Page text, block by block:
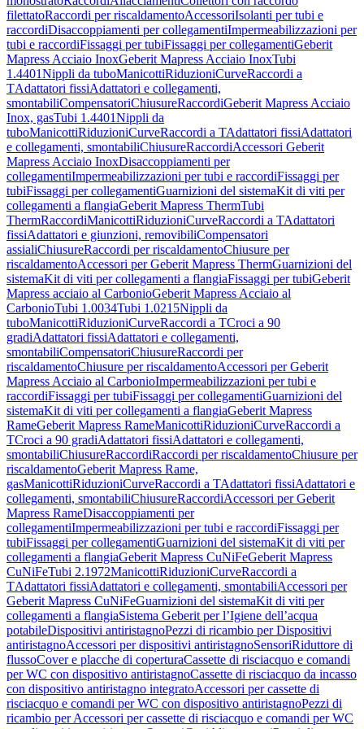
filettatoRaccordi per riscaldamentoAccessoriIsolanti per tubi e
raccordiDisaccoppiamenti per collegamentiImpermeabilizzazioni per
tubi e raccordiFissaggi per tubiFissaggi per collegamentiGeberit
Mapress Acciaio InoxGeberit Mapress Acciaio InoxTubi
1.4401Nippli da tuboManicottiRiduzioniCurveRaccordi a
TAdattatori fissiAdattatori e collegamenti,
smontabiliCompensatoriChiusureRaccordiGeberit Mapress Acciaio
Inox, gasTubi 1.4401Nippli da
tuboManicottiRiduzioniCurveRaccordi a TAdattatori fissiAdattatori
e collegamenti, smontabiliChiusureRaccordiAccessori Geberit
Mapress Acciaio InoxDisaccoppiamenti per
collegamentiImpermeabilizzazioni per tubi e raccordiFissaggi per
tubiFissaggi per collegamentiGuarnizioni del sistemaKit di viti per
collegamenti a flangiaGeberit Mapress ThermTubi
ThermRaccordiManicottiRiduzioniCurveRaccordi a TAdattatori
fissiAdattatori e giunzioni, removibiliCompensatori
assialiChiusureRaccordi per riscaldamentoChiusure per
riscaldamentoAccessori per Geberit Mapress ThermGuarnizioni del
sistemaKit di viti per collegamenti a flangiaFissaggi per tubiGeberit
Mapress acciaio al CarbonioGeberit Mapress Acciaio al
CarbonioTubi 1.0034Tubi 1.0215Nippli da
tuboManicottiRiduzioniCurveRaccordi a TCroci a 90
gradiAdattatori fissiAdattatori e collegamenti,
smontabiliCompensatoriChiusureRaccordi per
riscaldamentoChiusure per riscaldamentoAccessori per Geberit
Mapress Acciaio al CarbonioImpermeabilizzazioni per tubi e
raccordiFissaggi per tubiFissaggi per collegamentiGuarnizioni del
sistemaKit di viti per collegamenti a flangiaGeberit Mapress
RameGeberit Mapress RameManicottiRiduzioniCurveRaccordi a
TCroci a 90 gradiAdattatori fissiAdattatori e collegamenti,
smontabiliChiusureRaccordiRaccordi per riscaldamentoChiusure per
riscaldamentoGeberit Mapress Rame,
gasManicottiRiduzioniCurveRaccordi a TAdattatori fissiAdattatori e
collegamenti, smontabiliChiusureRaccordiAccessori per Geberit
Mapress RameDisaccoppiamenti per
collegamentiImpermeabilizzazioni per tubi e raccordiFissaggi per
tubiFissaggi per collegamentiGuarnizioni del sistemaKit di viti per
collegamenti a flangiaGeberit Mapress CuNiFeGeberit Mapress
CuNiFeTubi 2.1972ManicottiRiduzioniCurveRaccordi a
TAdattatori fissiAdattatori e collegamenti, smontabiliAccessori per
Geberit Mapress CuNiFeGuarnizioni del sistemaKit di viti per
collegamenti a flangiaSistema Geberit per l’Igiene dell’acqua
potabileDispositivi antiristagnoPezzi di ricambio per Dispositivi
antiristagnoAccessori per dispositivi antiristagnoSensoriRiduttore di
flussoCover e placche di coperturaCassette di risciacquo e comandi
per WC con dispositivo antiristagnoCassette di risciacquo da incasso
con dispositivo antiristagno integratoAccessori per cassette di
risciacquo e comandi per WC con dispositivo antiristagnoPezzi di
ricambio per Accessori per cassette di risciacquo e comandi per WC